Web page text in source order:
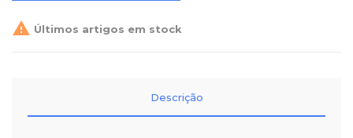
 Últimos artigos em stock
Descrição